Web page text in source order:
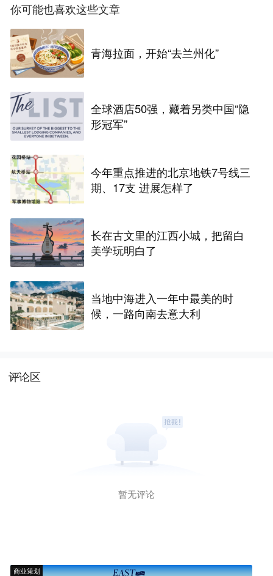
你可能也喜欢这些文章
青海拉面，开始“去兰州化”
全球酒店50强，藏着另类中国“隐
形冠军”
今年重点推进的北京地铁7号线三
期、17支 进展怎样了
长在古文里的江西小城，把留白
美学玩明白了
当地中海进入一年中最美的时
候，一路向南去意大利
评论区
暂无评论
商业策划